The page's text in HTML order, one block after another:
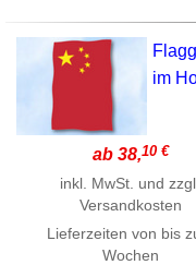
im
ab 38,10 €
inkl. MwSt. und zzgl.
Versandkosten
Lieferzeiten von bis
Wochen